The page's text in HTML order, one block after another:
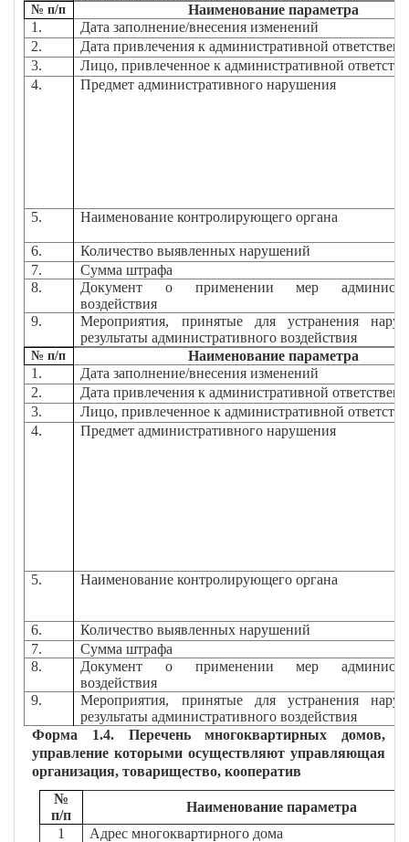
№ п/п
Наименование параметра
1.
Дата заполнение/внесения изменений
2.
Дата привлечения к административной
3.
Лицо, привлеченное к административной
4.
Предмет административного нарушения
5. Наименование контролирующего органа
6.
Количество выявленных нарушений
7.
Сумма штрафа
8.
Документ о применении мер
воздействия
9.
Мероприятия, принятые для устранения
результаты административного воздействия
№ п/п
Наименование параметра
1.
Дата заполнение/внесения изменений
2.
Дата привлечения к административной
3.
Лицо, привлеченное к административной
4.
Предмет административного нарушения
5. Наименование контролирующего органа
6.
Количество выявленных нарушений
7.
Сумма штрафа
8.
Документ о применении мер
воздействия
9.
Мероприятия, принятые для устранения
результаты административного воздействия
Форма 1.4. Перечень многоквартирных домов,
управление которыми осуществляют управляющая
организация, товарищество, кооператив
№
п/п
Наименование параметра
1
Адрес многоквартирного дома